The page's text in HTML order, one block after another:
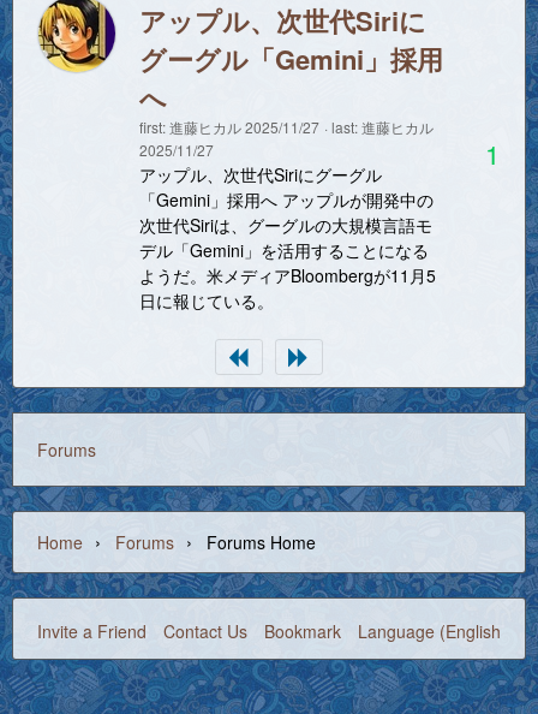
アップル、次世代Siriに
グーグル「Gemini」採用
へ
first:進藤ヒカル2025/11/27 last:進藤ヒカル
2025/11/27
アップル、次世代Siriにグーグル
「Gemini」採用へ アップルが開発中の
次世代Siriは、グーグルの大規模言語モ
デル「Gemini」を活用することになる
ようだ。米メディアBloombergが11月5
日に報じている。
1
Forums
Home › Forums › Forums Home
Invite a Friend Contact Us Bookmark Language (English)